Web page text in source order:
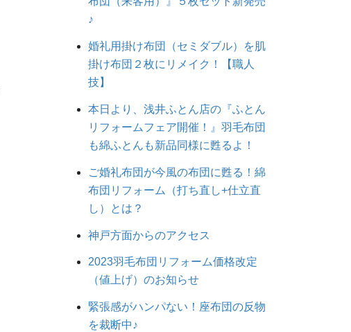
♪
婚礼用掛け布団（セミダブル）を肌
掛け布団２枚にリメイク！【職人
技】
本日より、浅井ふとん店の『ふとん
リフォームフェア開催！』羽毛布団
も綿ふとんも新品同様に甦るよ！
ご婚礼布団が今風の布団に甦る！綿
布団リフォーム（打ち直し+仕立直
し）とは？
神戸方面からのアクセス
2023羽毛布団リフォーム価格改定
（値上げ）のお知らせ
緊張感がハンパない！座布団の反物
を裁断中♪